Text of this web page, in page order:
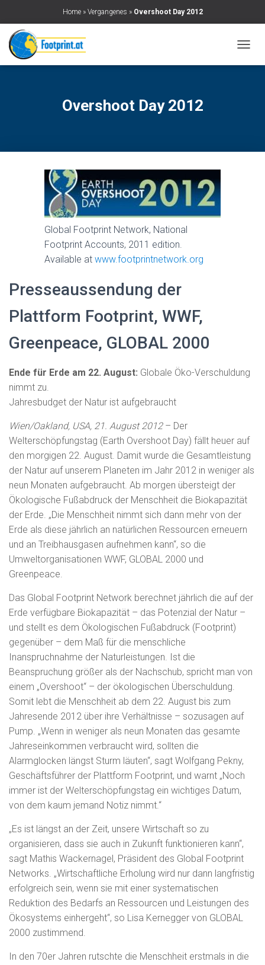
Home» Vergangenes » Overshoot Day 2012
A
Overshoot Day 2012
Global Footprint Network, National
Footprint Accounts, 2011 edition.
Available at www.footprintnetwork.org
Presseaussendung der
Plattform Footprint, WWF,
Greenpeace, GLOBAL 2000
Ende für Erde am 22. August: Globale Öko-Verschuldung
nimmt zu.
Jahresbudget der Natur ist aufgebraucht
Wien/Oakland, USA, 21. August 2012– Der
Welterschöpfungstag (Earth Overshoot Day) fällt heuer auf
den morgigen 22. August. Damit wurde die Gesamtleistung
der Natur auf unserem Planeten im Jahr 2012 in weniger als
neun Monaten aufgebraucht. Ab morgen übersteigt der
Ökologische Fußabdruck der Menschheit die Biokapazität
der Erde. „Die Menschheit nimmt sich dann mehr von der
Erde als diese jährlich an natürlichen Ressourcen erneuern
und an Treibhausgasen aufnehmen kann“, so die
Umweltorganisationen WWF, GLOBAL 2000 und
Greenpeace.
Das Global Footprint Network berechnet jährlich die auf der
Erde verfügbare Biokapazität – das Potenzial der Natur –
und stellt es dem Ökologischen Fußabdruck (Footprint)
gegenüber – dem Maß für die menschliche
Inanspruchnahme der Naturleistungen. Ist die
Beanspruchung größer als der Nachschub, spricht man von
einem „Overshoot“ – der ökologischen Überschuldung.
Somit lebt die Menschheit ab dem 22. August bis zum
Jahresende 2012 über ihre Verhältnisse – sozusagen auf
Pump. „Wenn in weniger als neun Monaten das gesamte
Jahreseinkommen verbraucht wird, sollten die
Alarmglocken längst Sturm läuten“, sagt Wolfgang Pekny,
Geschäftsführer der Plattform Footprint, und warnt „Noch
immer ist der Welterschöpfungstag ein wichtiges Datum,
von dem kaum jemand Notiz nimmt.“
„Es ist längst an der Zeit, unsere Wirtschaft so zu
organisieren, dass sie auch in Zukunft funktionieren kann“,
sagt Mathis Wackernagel, Präsident des Global Footprint
Networks. „Wirtschaftliche Erholung wird nur dann langfristig
erfolgreich sein, wenn sie mit einer systematischen
Reduktion des Bedarfs an Ressourcen und Leistungen des
Ökosystems einhergeht“, so Lisa Kernegger von GLOBAL
2000 zustimmend.
In den 70er Jahren rutschte die Menschheit erstmals in die